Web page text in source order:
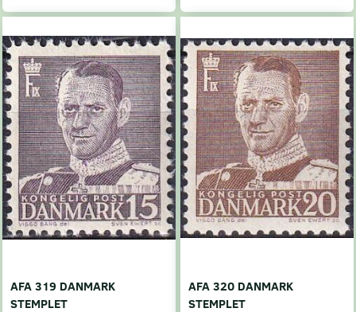
AFA 319 DANMARK
STEMPLET
AFA 320 DANMARK
STEMPLET